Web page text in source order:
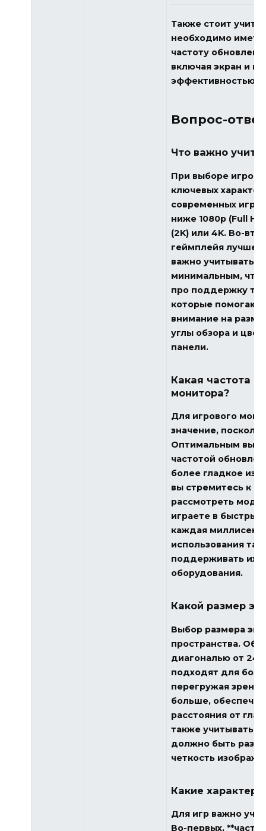
Также стоит
необходимо
частоту
включая экран и
эффективностью,
Вопрос-
Что важно
При выборе
ключевых
современных игр
ниже 1080p (Full
(2K) или 4K. Во-
геймплейя лучше
важно учитывать
минимальным,
про поддержку
которые помогают
внимание на
углы обзора и
панели.
Какая частота
монитора?
Для игрового
значение,
Оптимальным
частотой
более гладкое
вы стремитесь к
рассмотреть
играете в
каждая
использования
поддерживать их,
оборудования.
Какой размер
Выбор размера
пространства.
диагональю от 24
подходят для
перегружая
больше,
расстояния от
также учитывать
должно быть
четкость
Какие
Для игр важно
Во-первых,